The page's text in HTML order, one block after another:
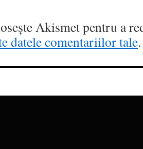
Akismet pentru a
datele comentariilor tale.